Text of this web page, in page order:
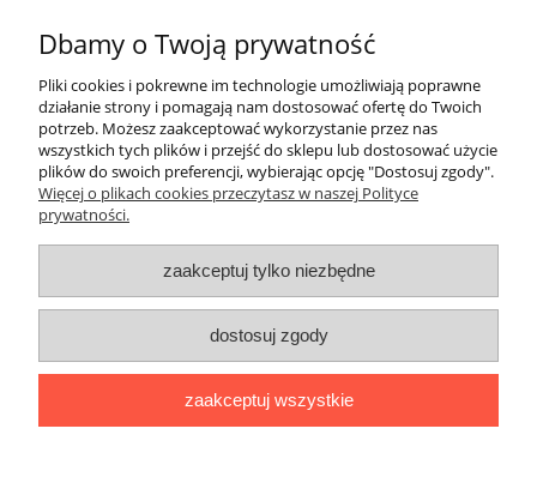
Pomoc
Moje konto
Płatności i dostawa
Informacje
Dbamy o Twoją prywatność
Pliki cookies i pokrewne im technologie umożliwiają poprawne
działanie strony i pomagają nam dostosować ofertę do Twoich
potrzeb. Możesz zaakceptować wykorzystanie przez nas
wszystkich tych plików i przejść do sklepu lub dostosować użycie
plików do swoich preferencji, wybierając opcję "Dostosuj zgody".
Więcej o plikach cookies przeczytasz w naszej Polityce
prywatności.
zaakceptuj tylko niezbędne
dostosuj zgody
zaakceptuj wszystkie